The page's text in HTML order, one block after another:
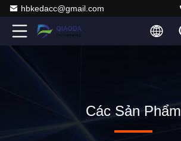
hbkedacc@gmail.com
Các Sản Phẩm